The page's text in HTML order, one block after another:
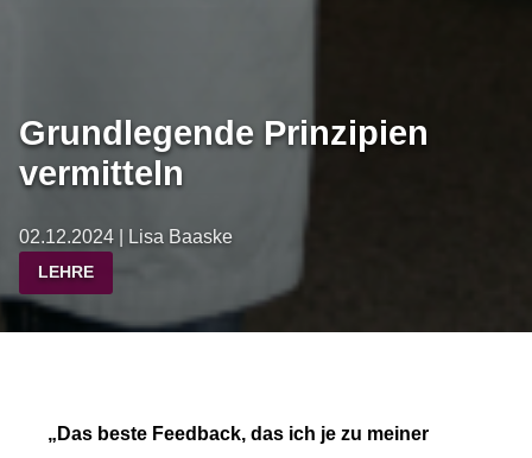
Grundlegende Prinzipien
vermitteln
02.12.2024 | Lisa Baaske
LEHRE
„Das beste Feedback, das ich je zu meiner